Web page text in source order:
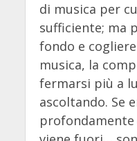
di musica per
sufficiente; ma
fondo e
musica, la
fermarsi più a
ascoltando. Se
profondamente